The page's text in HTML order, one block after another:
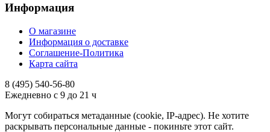
Информация
О магазине
Информация о доставке
Соглашение-Политика
Карта сайта
8 (495) 540-56-80
Ежедневно с 9 до 21 ч
Могут собираться метаданные (cookie, IP-адрес). Не хотите
раскрывать персональные данные - покиньте этот сайт.